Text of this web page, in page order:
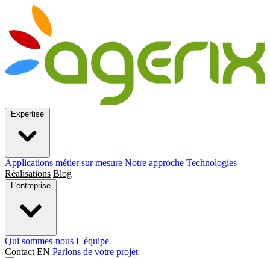
Applications métier sur mesure Notre approche Technologies
Réalisations Blog
Qui sommes-nous L'équipe
Contact EN Parlons de votre projet